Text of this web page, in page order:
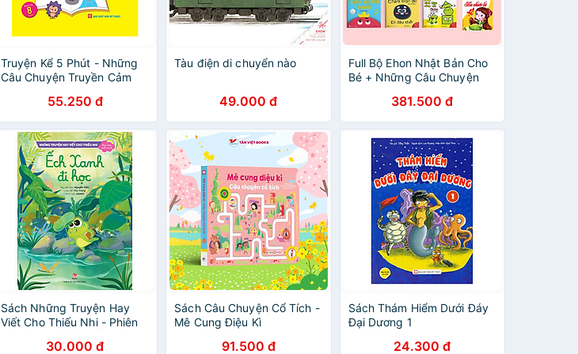
Truyện Kể 5 Phút - Những
Câu Chuyện Truyền Cảm
55.250 đ
Tàu điện di chuyển nào
49.000 đ
Full Bộ Ehon Nhật Bản Cho
Bé + Những Câu Chuyện
381.500 đ
Sách Những Truyện Hay
Viết Cho Thiếu Nhi - Phiên
30.000 đ
Sách Câu Chuyện Cổ Tích -
Mê Cung Điệu Kì
91.500 đ
Sách Thám Hiểm Dưới Đáy
Đại Dương 1
24.300 đ